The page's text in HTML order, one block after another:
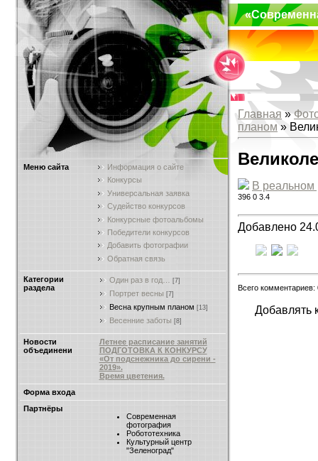
Меню сайта
Информация о сайте
Конкурсы
Универсальная заявка
Судейство конкурсов
Конкурсные фотоальбомы
Победители конкурсов
Добавить фотографии
Обратная связь
Категории
раздела
Один раз в год… [7]
Портрет весны [7]
Весна крупным планом [13]
Весенние заботы [8]
Новости
объединени
Летнее расписание занятий
ПОДГОТОВКА К КОНКУРСУ
«От подснежника до сирени -
2019».
Время цветения.
Форма входа
Партнёры
Современная
фотография
Робототехника
Культурный центр
"Зеленоград"
Главная»
планом »
В
396 0 3.4
Добавлено
Всего комментариев:
Добавлять